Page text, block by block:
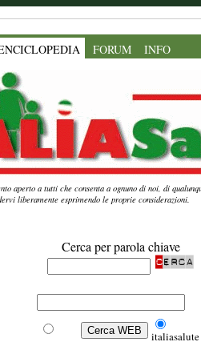
FORUM INFO
aperto a tutti che consenta a ognuno di noi, di
liberamente esprimendo le proprie considerazioni.
Cerca per parola chiave
italiasalute